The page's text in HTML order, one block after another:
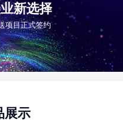
新选择
项目正式签约
展示